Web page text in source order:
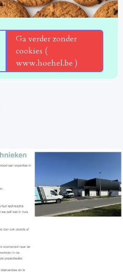
Ga verder zonder
cookies (
www.hoehel.be )